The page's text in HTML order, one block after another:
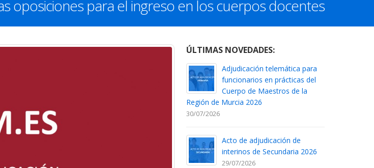
oposiciones para el ingreso en los cuerpos docentes
ÚLTIMAS NOVEDADES:
Adjudicación telemática para
funcionarios en prácticas del
Cuerpo de Maestros de la
Región de Murcia 2026
30/07/2026
Acto de adjudicación de
interinos de Secundaria 2026
29/07/2026